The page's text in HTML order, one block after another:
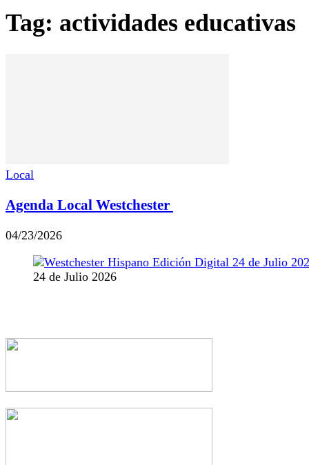
Tag: actividades educativas
Local
Agenda Local Westchester
04/23/2026
24 de Julio 2026